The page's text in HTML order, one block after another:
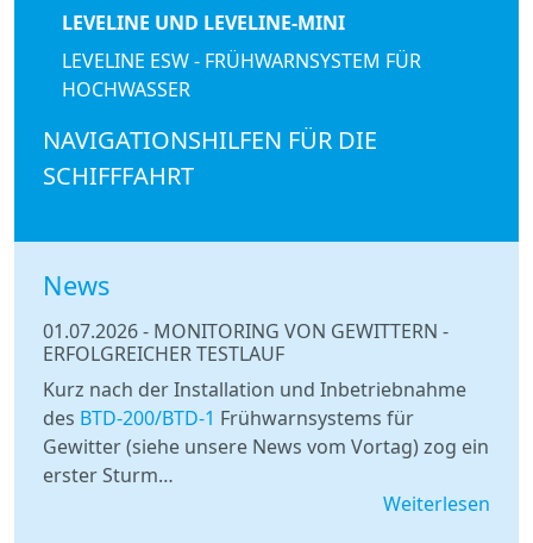
LEVELINE UND LEVELINE-MINI
LEVELINE ESW - FRÜHWARNSYSTEM FÜR
HOCHWASSER
NAVIGATIONSHILFEN FÜR DIE
SCHIFFFAHRT
News
01.07.2026- MONITORING VON GEWITTERN -
ERFOLGREICHER TESTLAUF
Kurz nach der Installation und Inbetriebnahme
des BTD-200/BTD-1 Frühwarnsystems für
Gewitter (siehe unsere News vom Vortag) zog ein
erster Sturm…
Weiterlesen